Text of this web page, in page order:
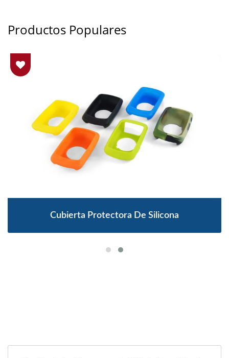
Productos Populares
Cubierta Protectora De Silicona